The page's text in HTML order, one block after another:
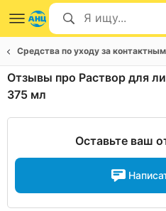
Средства по уходу за
Отзывы про Раствор для
375 мл
Оставьте ваш